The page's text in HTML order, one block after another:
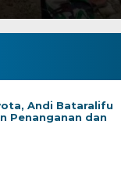
Andi Bataralifu
Penanganan dan